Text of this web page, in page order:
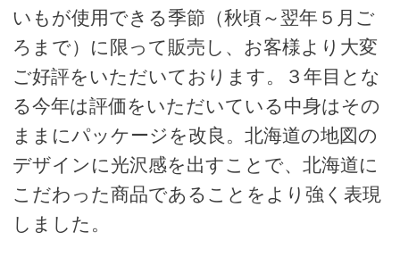
いもが使用できる季節（秋頃～翌年５月ご
ろまで）に限って販売し、お客様より大変
ご好評をいただいております。３年目とな
る今年は評価をいただいている中身はその
ままにパッケージを改良。北海道の地図の
デザインに光沢感を出すことで、北海道に
こだわった商品であることをより強く表現
しました。